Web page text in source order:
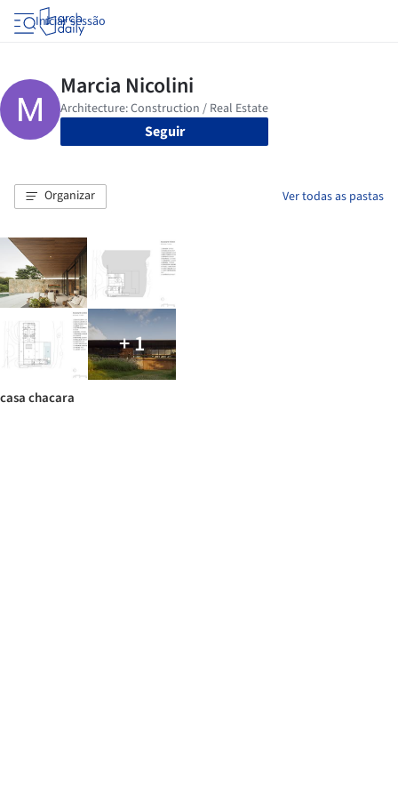
Iniciar sessão
Seguir
Organizar Ver todas as pastas
+ 1
casa chacara